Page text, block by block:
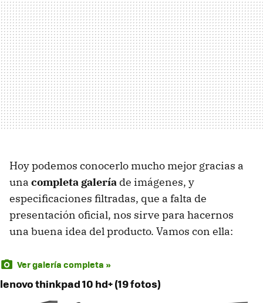
Hoy podemos conocerlo mucho mejor gracias a
una completa galería de imágenes, y
especificaciones filtradas, que a falta de
presentación oficial, nos sirve para hacernos
una buena idea del producto. Vamos con ella:
Ver galería completa »
lenovo thinkpad 10 hd+ (19 fotos)